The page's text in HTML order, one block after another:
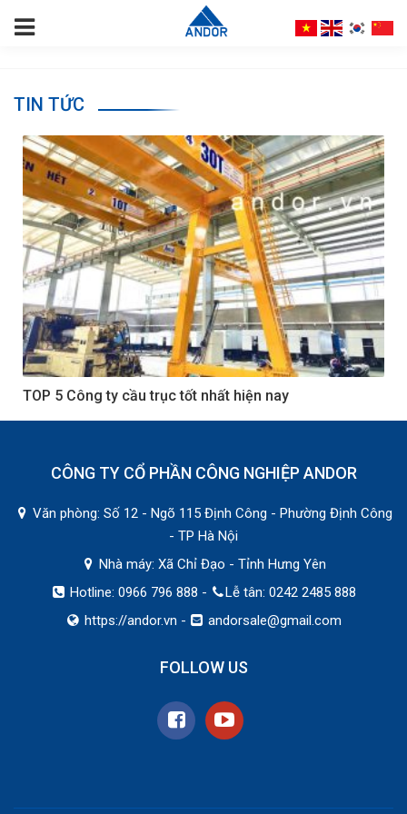
TIN TỨC
TOP 5 Công ty cầu trục tốt nhất hiện nay
CÔNG TY CỔ PHẦN CÔNG NGHIỆP ANDOR
Văn phòng: Số 12 - Ngõ 115 Định Công - Phường Định Công
- TP Hà Nội
Nhà máy: Xã Chỉ Đạo - Tỉnh Hưng Yên
Hotline: 0966 796 888 -
Lễ tân: 0242 2485 888
https://andor.vn - andorsale@gmail.com
FOLLOW US